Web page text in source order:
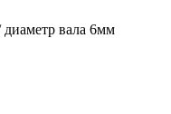
вала 6мм